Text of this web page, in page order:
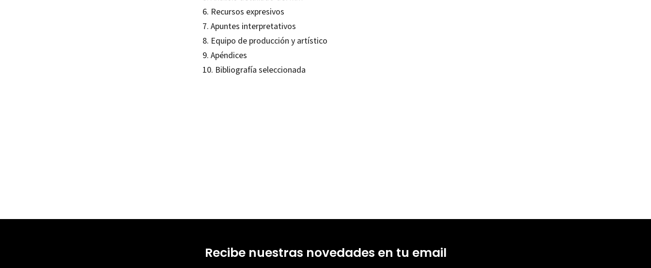
6. Recursos expresivos
7. Apuntes interpretativos
8. Equipo de producción y artístico
9. Apéndices
10. Bibliografía seleccionada
Recibe nuestras novedades en tu email